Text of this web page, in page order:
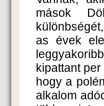
mások
as évek
kipattant per
hogy a
alkalom